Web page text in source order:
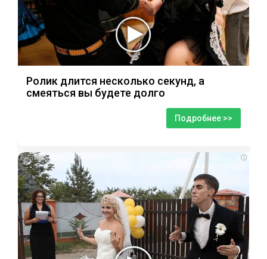
Ролик длится несколько секунд, а
смеяться вы будете долго
Подробнее >>
i